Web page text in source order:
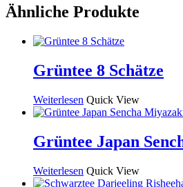
Ähnliche Produkte
Grüntee 8 Schätze
Weiterlesen Quick View
Grüntee Japan
Weiterlesen Quick View